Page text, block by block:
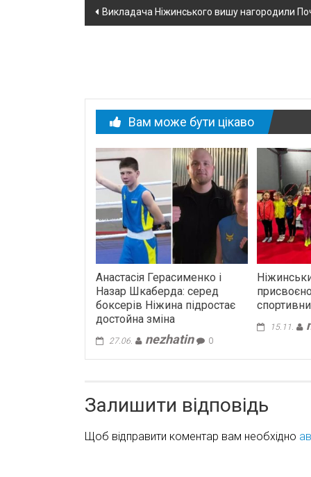
Навігація
Викладача Ніжинського вишу нагородили
Вам може бути цікаво
Анастасія Герасименко і
Назар Шкаберда: серед
боксерів Ніжина підростає
достойна зміна
27.06. nezhatin 0
15.11.
Залишити відповідь
Щоб відправити коментар вам необхідно